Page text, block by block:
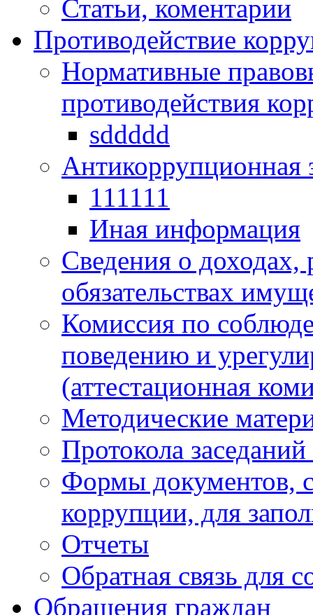
Статьи, коментарии
Противодействие
Нормативные
противодействия
sddddd
Антикоррупционная
111111
Иная информация
Сведения о доходах,
обязательствах
Комиссия по
поведению и
(аттестационная
Методические
Протокола
Формы документов,
коррупции, для
Отчеты
Обратная связь для
Обращения граждан